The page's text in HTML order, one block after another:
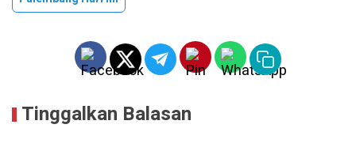
Tinggalkan Balasan